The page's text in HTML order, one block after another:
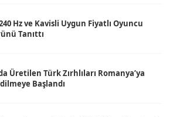
Hz ve Kavisli Uygun Fiyatlı Oyuncu
Tanıttı
Üretilen Türk Zırhlıları Romanya’ya
Başlandı